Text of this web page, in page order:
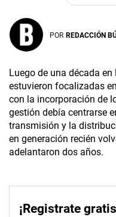
POR REDACCIÓN
Luego de una década
estuvieron focalizadas
con la incorporación de
gestión debía centrarse
transmisión y la
en generación recién
adelantaron dos años.
¡Registrate